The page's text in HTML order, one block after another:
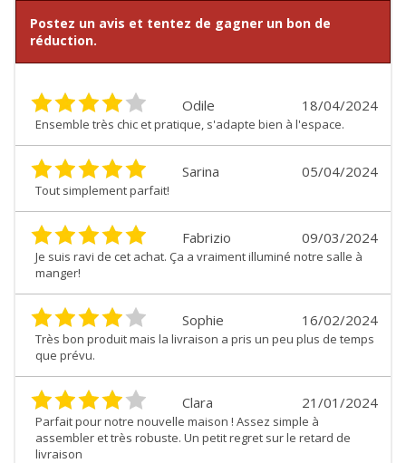
Postez un avis et tentez de gagner un bon de
réduction.
18/04/2024
Odile
Ensemble très chic et pratique, s'adapte bien à l'espace.
05/04/2024
Sarina
Tout simplement parfait!
09/03/2024
Fabrizio
Je suis ravi de cet achat. Ça a vraiment illuminé notre salle à
manger!
16/02/2024
Sophie
Très bon produit mais la livraison a pris un peu plus de temps
que prévu.
21/01/2024
Clara
Parfait pour notre nouvelle maison ! Assez simple à
assembler et très robuste. Un petit regret sur le retard de
livraison